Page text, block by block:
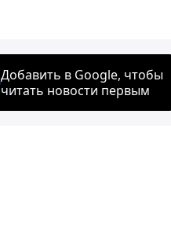
Добавить в Google, чтобы
читать новости первым